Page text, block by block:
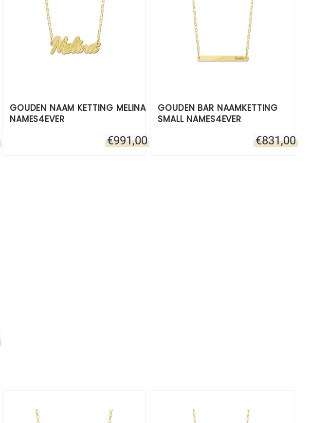
GOUDEN NAAM KETTING MELINA
NAMES4EVER
€991,00
GOUDEN BAR NAAMKETTING
SMALL NAMES4EVER
€831,00